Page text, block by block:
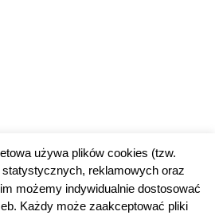
używa plików cookies (tzw.
reklamowych oraz
możemy indywidualnie dostosować
Każdy może zaakceptować pliki